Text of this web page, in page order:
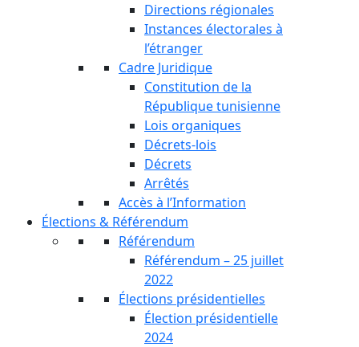
Directions régionales
Instances électorales à
l’étranger
Cadre Juridique
Constitution de la
République tunisienne
Lois organiques
Décrets-lois
Décrets
Arrêtés
Accès à l’Information
Élections & Référendum
Référendum
Référendum – 25 juillet
2022
Élections présidentielles
Élection présidentielle
2024